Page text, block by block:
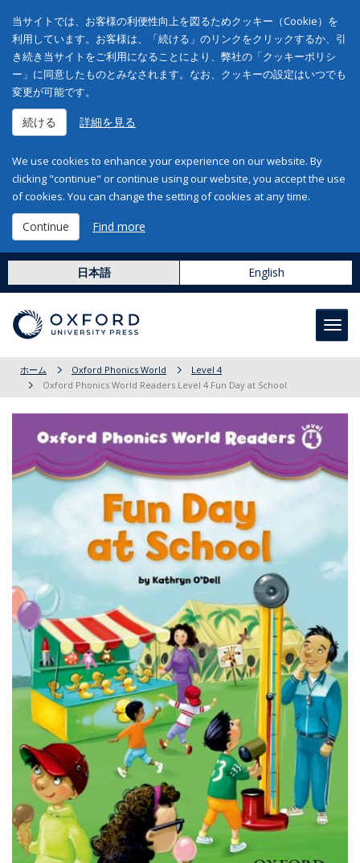
当サイトでは、お客様の利便性向上を図るためクッキー（Cookie）を
利用しています。お客様は、「続ける」のリンクをクリックするか、引
き続き当サイトをご利用になることにより、弊社の「クッキーポリシ
ー」に同意したものとみなされます。なお、クッキーの設定はいつでも
変更が可能です。
続ける 詳細を見る
We use cookies to enhance your experience on our website. By
clicking "continue" or continue using our website, you accept the use
of cookies. You can change the setting of cookies at any time.
Continue Find more
日本語 English
ホーム Oxford Phonics World
Level 4
Oxford Phonics World Readers Level 4 Fun Day at School